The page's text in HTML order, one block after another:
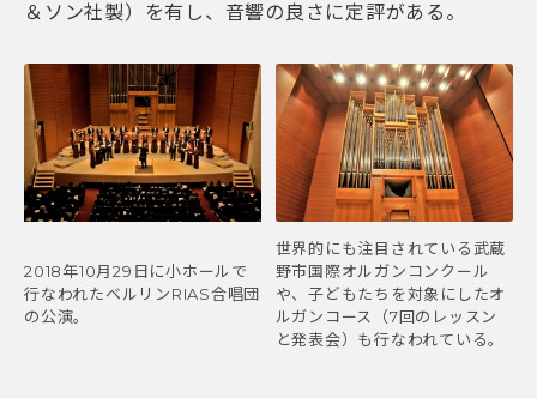
＆ソン社製）を有し、音響の良さに定評がある。
2018年10月29日に小ホールで
行なわれたベルリンRIAS合唱団
の公演。
世界的にも注目されている武蔵
野市国際オルガンコンクール
や、子どもたちを対象にしたオ
ルガンコース（7回のレッスン
と発表会）も行なわれている。